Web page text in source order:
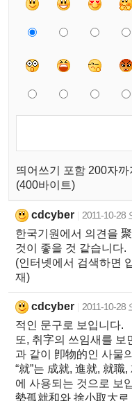
띄어쓰기 포함 200자
(400바이트)
cdcyber 2011-10-28
한국기원에서 의견을
것이 좋을 것 같습니다.
(인터넷에서 검색하면
재)
cdcyber 2011-10-28
적인 문구로 보입니다.
또, 취字의 쓰임새를 보
과 같이 卽物的인 사물
“就”는 成就, 進就, 就職
에 사용되는 것으로 보
勢孤就和와 捨小取大